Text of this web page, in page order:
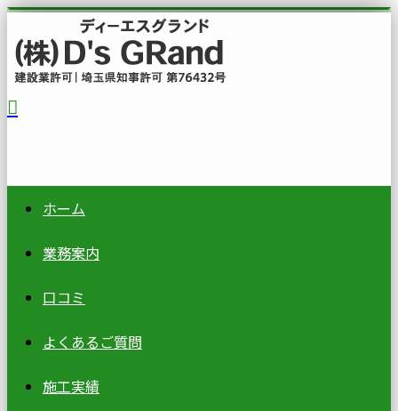
ホーム
業務案内
口コミ
よくあるご質問
施工実績